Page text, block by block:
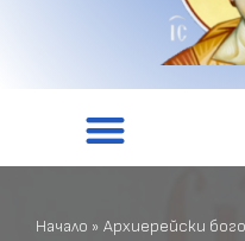
Начало » Архиерейски